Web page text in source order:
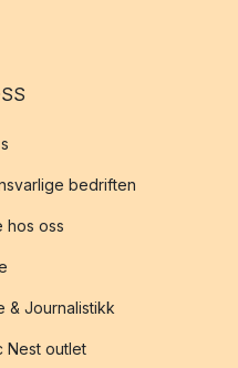
bedriften
hos oss
& Journalistikk
Nest outlet